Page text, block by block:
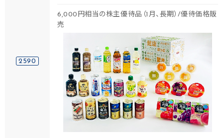
2590
6,000円相当の株主優待品（1月、長期）/優待価格販
売